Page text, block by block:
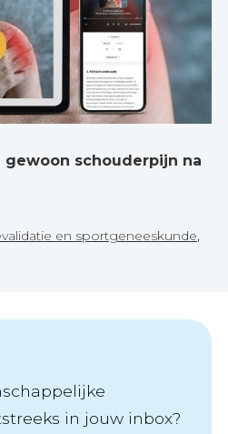
gewoon schouderpijn na
en sportgeneeskunde
in jouw inbox?